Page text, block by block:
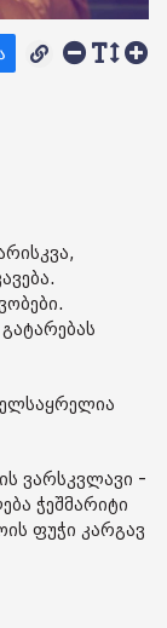
ვარსკვლავი -
ჭეშმარიტი
ფუჭი კარგავ